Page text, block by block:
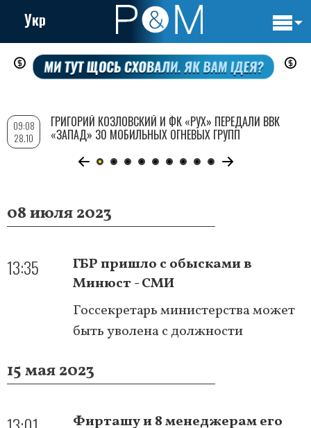
Перейти
содержанию
Укр
08 июля 2023
13:35
ГБР пришло с обысками в
Минюст - СМИ
Госсекретарь министерства может
быть уволена с должности
15 мая 2023
Фирташу и 8 менеджерам его
09:08
28.10
ГРИГОРИЙ КОЗЛОВСКИЙ И ФК «РУХ» ПЕРЕДАЛИ ВВК
«ЗАПАД» 30 МОБИЛЬНЫХ ОГНЕВЫХ ГРУПП